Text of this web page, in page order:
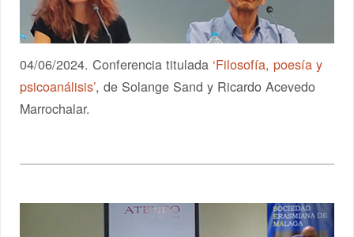
04/06/2024. Conferencia titulada ‘Filosofía, poesía y
psicoanálisis’, de Solange Sand y Ricardo Acevedo
Marrochalar.